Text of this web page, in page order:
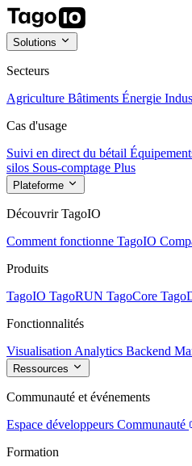
Solutions
Secteurs
Agriculture Bâtiments Énergie
Cas d'usage
Suivi en direct du bétail
silos Sous-comptage Plus
Plateforme
Découvrir TagoIO
Comment fonctionne TagoIO
Produits
TagoIO TagoRUN TagoCore
Fonctionnalités
Visualisation Analytics Backend
Ressources
Communauté et événements
Espace développeurs Communauté
Formation